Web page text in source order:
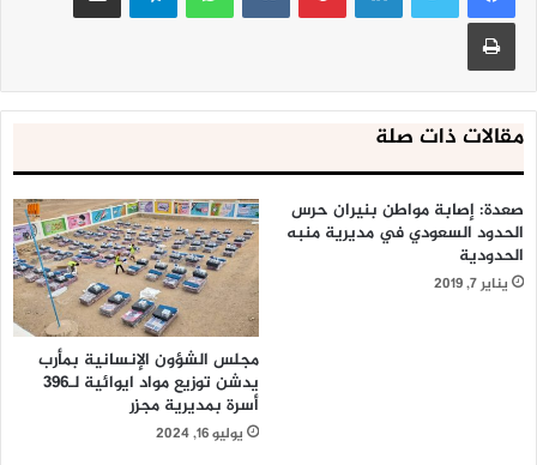
طباعة
مقالات ذات صلة
صعدة: إصابة مواطن بنيران حرس
الحدود السعودي في مديرية منبه
الحدودية
يناير 7, 2019
مجلس الشؤون الإنسانية بمأرب
يدشن توزيع مواد ايوائية لـ396
أسرة بمديرية مجزر
يوليو 16, 2024